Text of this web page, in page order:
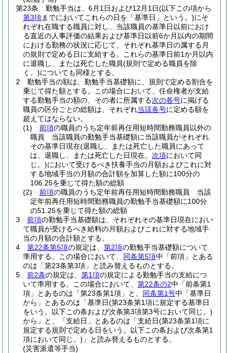
第23条
勤勉手当は、6月1日および12月1日(以下この項から
第3項までにおいてこれらの日を「基準日」という。)にそ
れぞれ在職する職員に対し、当該職員の基準日以前におけ
る直近の人事評価の結果および基準日以前6か月以内の期間
における勤務の状況に応じて、それぞれ基準日の属する月
の規則で定める日に支給する。
これらの基準日前1か月以内
に退職し、または死亡した職員(規則で定める職員を除
く。)についても同様とする。
2
勤勉手当の額は、勤勉手当基礎額に、規則で定める割合を
乗じて得た額とする。
この場合において、任命権者が支給
する勤勉手当の額の、その者に所属する次の各号に掲げる
職員の区分ごとの総額は、それぞれ当該各号に定める額を
超えてはならない。
(1)
前項の職員のうち定年前再任用短時間勤務職員以外の
職員 当該職員の勤勉手当基礎額に当該職員がそれぞれ
その基準日現在(退職し、または死亡した職員にあって
は、退職し、または死亡した日現在。 次項において同
じ。)において受けるべき扶養手当の月額およびこれに対
する地域手当の月額の合計額を加算した額に100分の
106.25を乗じて得た額の総額
(2)
前項の職員のうち定年前再任用短時間勤務職員 当該
定年前再任用短時間勤務職員の勤勉手当基礎額に100分
の51.25を乗じて得た額の総額
3
前項の勤勉手当基礎額は、それぞれその基準日現在におい
て職員が受けるべき給料の月額およびこれに対する地域手
当の月額の合計額とする。
4
第22条第5項の規定は、 第2項の勤勉手当基礎額について
準用する。
この場合において、 同条第5項中「前項」とある
のは「第23条第3項」と読み替えるものとする。
5
前2条の規定は、 第1項の規定による勤勉手当の支給につ
いて準用する。
この場合において、 第22条の2中「前条第1
項」とあるのは「第23条第1項」と、 同条第1号中「基準日
から」とあるのは「基準日(第23条第1項に規定する基準日
をいう。以下この条および次条第3項第3号において同じ。)
から」と、「支給日」とあるのは「支給日(第23条第1項に
規定する規則で定める日をいう。以下この条および次条第1
項において同じ。) 」と読み替えるものとする。
(災害派遣等手当)